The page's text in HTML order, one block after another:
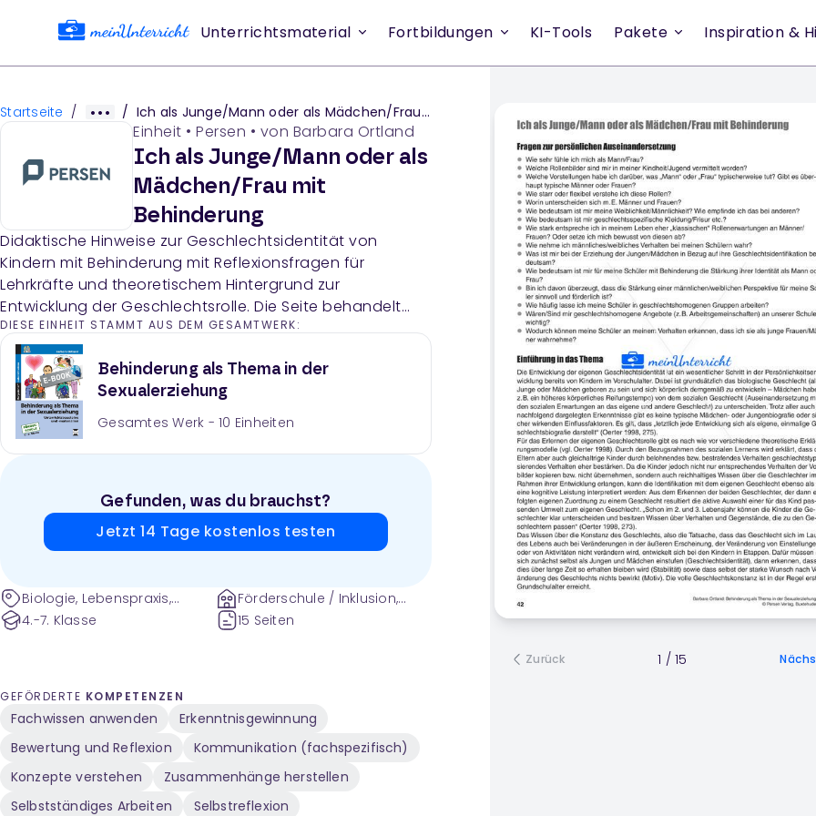
Unterrichtsmaterial Fortbildungen KI-Tools Pakete Inspiration &
Startseite / / Ich als Junge/Mann oder als Mädchen/Frau mit Behinderung
Einheit • Persen • von Barbara Ortland
Ich als Junge/Mann oder als
Mädchen/Frau mit
Behinderung
Didaktische Hinweise zur Geschlechtsidentität von
Kindern mit Behinderung mit Reflexionsfragen für
Lehrkräfte und theoretischem Hintergrund zur
Entwicklung der Geschlechtsrolle. Die Seite behandelt
biologisches und soziales Geschlecht sowie die
Entwicklung der Geschlechtskonstanz im Kindesalter.
DIESE EINHEIT STAMMT AUS DEM GESAMTWERK:
Behinderung als Thema in der
Sexualerziehung
Gesamtes Werk - 10 Einheiten
Gefunden, was du brauchst?
Jetzt 14 Tage kostenlos testen
Biologie, Lebenspraxis,
Sekundarstufe I, Der Mensch,
Homo-, Hetero- und
Sexualität und Partnerschaft,
Geschlecht, typisch Mann,
Schönheitsideale,
Männerbilder, Frauenbilder,
4.-7. Klasse
Förderschule / Inklusion,
Grundschule und weitere
15 Seiten
GEFÖRDERTE KOMPETENZEN
Fachwissen anwenden
Erkenntnisgewinnung
Bewertung und Reflexion
Kommunikation (fachspezifisch)
Konzepte verstehen
Zusammenhänge herstellen
Selbstständiges Arbeiten
Selbstreflexion
Zurück 1 /15